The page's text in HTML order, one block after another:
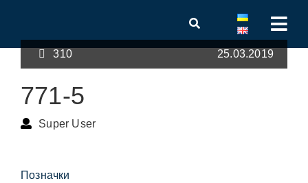
310 25.03.2019
771-5
Super User
Позначки